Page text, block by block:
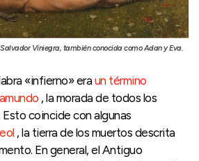
Viniegra, también conocida como Adan y Eva.
«infierno» eraun término
, la morada de todos los
coincide con algunas
, la tierra de los muertos descrita
En general, el Antiguo